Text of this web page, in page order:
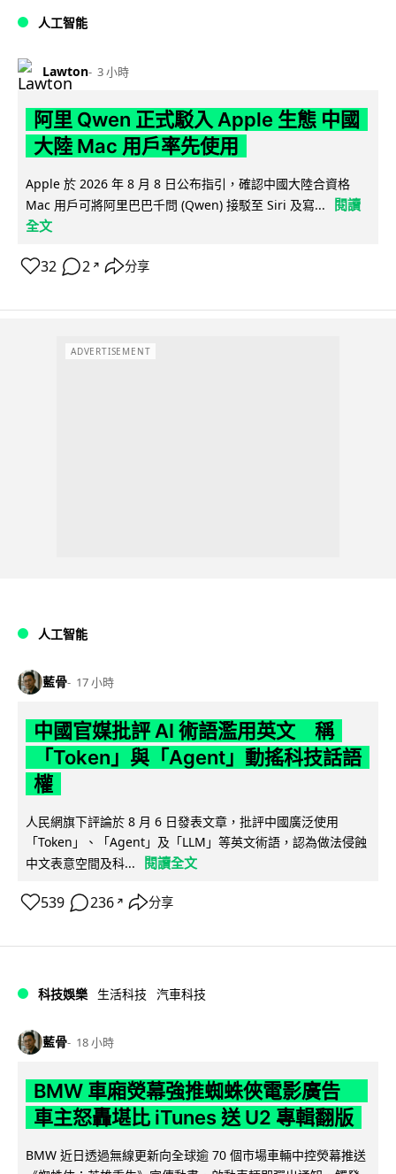
人工智能
Lawton 3 小時
阿里 Qwen 正式駁入 Apple 生態 中國
大陸 Mac 用戶率先使用
Apple 於 2026 年 8 月 8 日公布指引，確認中國大陸合資格
Mac 用戶可將阿里巴巴千問 (Qwen) 接駁至 Siri 及寫...
閱讀
全文
32 2 ↗ 分享
ADVERTISEMENT
人工智能
藍骨 17 小時
中國官媒批評 AI 術語濫用英文 稱
「Token」與「Agent」動搖科技話語
權
人民網旗下評論於 8 月 6 日發表文章，批評中國廣泛使用
「Token」、「Agent」及「LLM」等英文術語，認為做法侵蝕
中文表意空間及科...
閱讀全文
539 236 ↗ 分享
科技娛樂 生活科技 汽車科技
藍骨 18 小時
BMW 車廂熒幕強推蜘蛛俠電影廣告
車主怒轟堪比 iTunes 送 U2 專輯翻版
BMW 近日透過無線更新向全球逾 70 個市場車輛中控熒幕推送